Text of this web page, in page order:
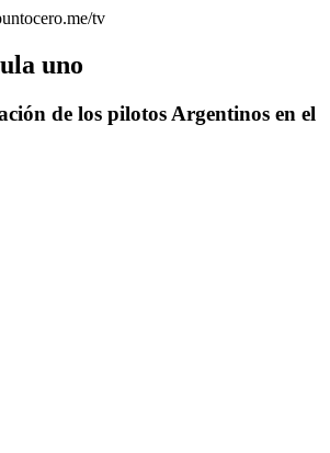
tv
uno
de los pilotos Argentinos en el